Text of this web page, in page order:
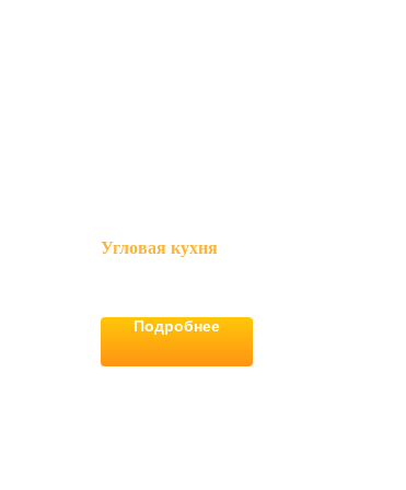
Угловая кухня
Подробнее